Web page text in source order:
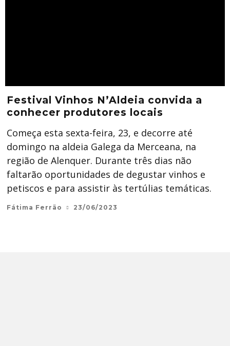
Festival Vinhos N’Aldeia convida a
conhecer produtores locais
Começa esta sexta-feira, 23, e decorre até
domingo na aldeia Galega da Merceana, na
região de Alenquer. Durante três dias não
faltarão oportunidades de degustar vinhos e
petiscos e para assistir às tertúlias temáticas.
Fátima Ferrão 23/06/2023